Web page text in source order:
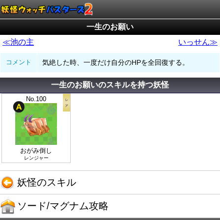
一生のお願い
≪池の主
いっせん≫
コメント 気絶した時、一度だけ自分のHPを全回復する。
一生のお願いのスキルを持つ妖怪
No.100
おがみ倒し
レンジャー
妖怪のスキル
ソード/マグナム攻略